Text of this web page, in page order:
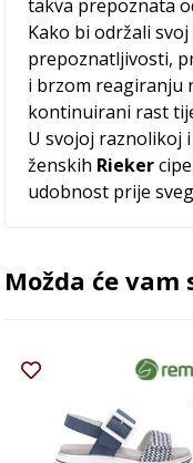
takva prepoznata
Kako bi održali
prepoznatljivosti,
i brzom reagiranju
kontinuirani rast
U svojoj raznolikoj
ženskih Rieker
udobnost prije
Možda će